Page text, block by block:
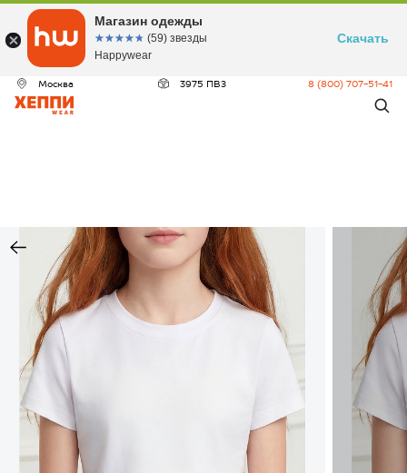
Москва 3975 ПВЗ 8 (800) 707-51-41
Магазин одежды
☆☆☆☆☆
★★★★★ (59) звезды
Happywear
Скачать